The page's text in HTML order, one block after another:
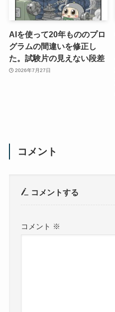
AIを使って20年もののプロ
グラムの間違いを修正し
た。試験片の見えない段差
2026年7月27日
コメント
コメントする
コメント ※